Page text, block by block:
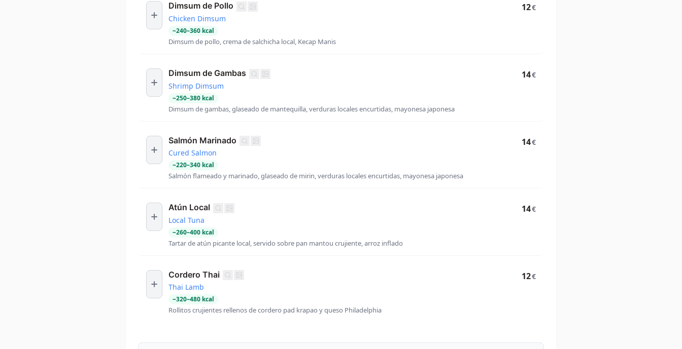
Dimsum de Pollo
Chicken Dimsum
~240–360 kcal
Dimsum de pollo, crema de salchicha local, Kecap Manis
12€
Dimsum de Gambas
Shrimp Dimsum
~250–380 kcal
Dimsum de gambas, glaseado de mantequilla, verduras locales encurtidas, mayonesa japonesa
14€
Salmón Marinado
Cured Salmon
~220–340 kcal
Salmón flameado y marinado, glaseado de mirin, verduras locales encurtidas, mayonesa japonesa
14€
Atún Local
Local Tuna
~260–400 kcal
Tartar de atún picante local, servido sobre pan mantou crujiente, arroz inflado
14€
Cordero Thai
Thai Lamb
~320–480 kcal
Rollitos crujientes rellenos de cordero pad krapao y queso Philadelphia
12€